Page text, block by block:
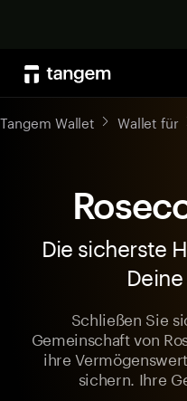
Tangem Wallet Wallet für
Die sicherste
Schließen Sie
Gemeinschaft von
ihre
sichern. Ihre